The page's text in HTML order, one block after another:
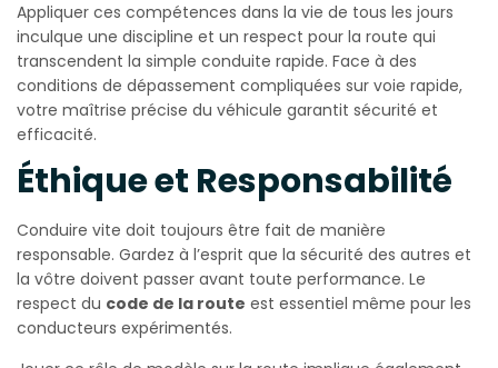
Appliquer ces compétences dans la vie de tous les jours
inculque une discipline et un respect pour la route qui
transcendent la simple conduite rapide. Face à des
conditions de dépassement compliquées sur voie rapide,
votre maîtrise précise du véhicule garantit sécurité et
efficacité.
Éthique et Responsabilité
Conduire vite doit toujours être fait de manière
responsable. Gardez à l’esprit que la sécurité des autres et
la vôtre doivent passer avant toute performance. Le
respect du code de la route est essentiel même pour les
conducteurs expérimentés.